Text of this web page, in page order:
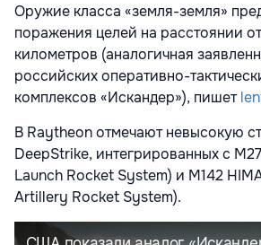
Оружие класса «земля-земля»
поражения целей на расстоянии
километров (аналогичная
российских оперативно-
комплексов «Искандер»), пишет
В Raytheon отмечают невысокую
DeepStrike, интегрированных с
Launch Rocket System) и M142
Artillery Rocket System).